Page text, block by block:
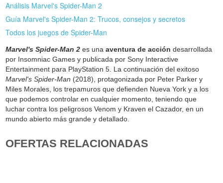
Análisis Marvel's Spider-Man 2
Guía Marvel's Spider-Man 2: Trucos, consejos y secretos
Todos los juegos de Spider-Man
Marvel's Spider-Man 2 es unaaventura de acción desarrollada
por Insomniac Games y publicada por Sony Interactive
Entertainment para PlayStation 5. La continuación del exitoso
Marvel's Spider-Man (2018), protagonizada por Peter Parker y
Miles Morales, los trepamuros que defienden Nueva York y a los
que podemos controlar en cualquier momento, teniendo que
luchar contra los peligrosos Venom y Kraven el Cazador, en un
mundo abierto más grande y detallado.
OFERTAS RELACIONADAS